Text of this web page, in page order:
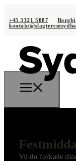
+45 3321 5087
Vil du forkæle